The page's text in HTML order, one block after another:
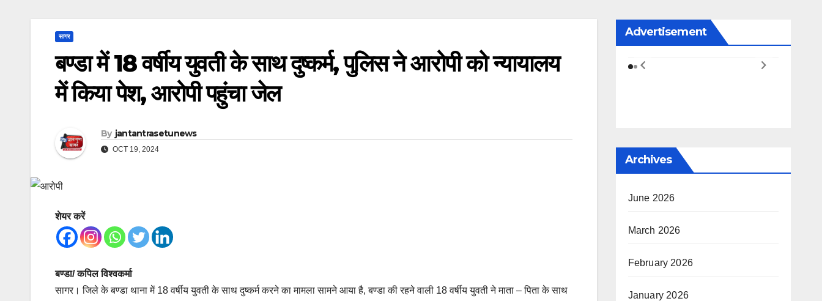
सागर
बण्डा में 18 वर्षीय युवती के साथ दुष्कर्म, पुलिस ने आरोपी को न्यायालय
में किया पेश, आरोपी पहुंचा जेल
By jantantrasetunews
OCT 19, 2024
शेयर करें
बण्डा/ कपिल विश्वकर्मा
सागर। जिले के बण्डा थाना में 18 वर्षीय युवती के साथ दुष्कर्म करने का मामला सामने आया है, बण्डा की रहने वाली 18 वर्षीय युवती ने माता – पिता के साथ
Advertisement
Archives
June 2026
March 2026
February 2026
January 2026